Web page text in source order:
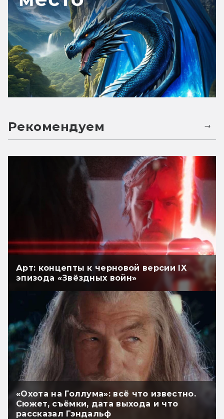
Рекомендуем
Арт: концепты к черновой версии IX
эпизода «Звёздных войн»
«Охота на Голлума»: всё что известно.
Сюжет, съёмки, дата выхода и что
рассказал Гэндальф